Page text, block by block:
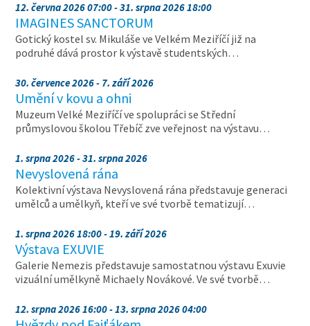
12. června 2026 07:00 - 31. srpna 2026 18:00
IMAGINES SANCTORUM
Gotický kostel sv. Mikuláše ve Velkém Meziříčí již na
podruhé dává prostor k výstavě studentských…
30. července 2026 - 7. září 2026
Umění v kovu a ohni
Muzeum Velké Meziříčí ve spolupráci se Střední
průmyslovou školou Třebíč zve veřejnost na výstavu…
1. srpna 2026 - 31. srpna 2026
Nevyslovená rána
Kolektivní výstava Nevyslovená rána představuje generaci
umělců a umělkyň, kteří ve své tvorbě tematizují…
1. srpna 2026 18:00 - 19. září 2026
Výstava EXUVIE
Galerie Nemezis představuje samostatnou výstavu Exuvie
vizuální umělkyně Michaely Novákové. Ve své tvorbě…
12. srpna 2026 16:00 - 13. srpna 2026 04:00